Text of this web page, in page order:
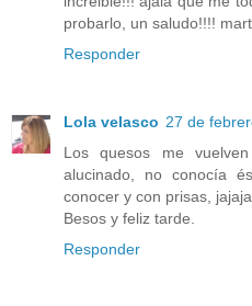
probarlo, un saludo!!!!
Responder
Lola velasco 27 de
Los quesos me
alucinado, no conocía
conocer y con prisas,
Besos y feliz tarde.
Responder